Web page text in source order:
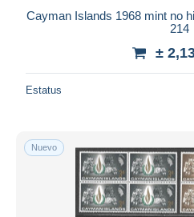
Cayman Islands 1968 mint no
214
±
Estatus
Nuevo